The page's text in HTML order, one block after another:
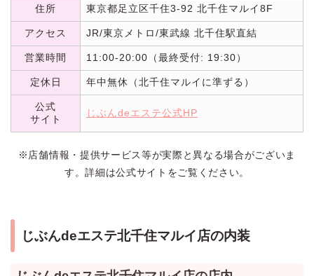
住所 東京都足立区千住3-92 北千住マルイ8F
アクセス JR/東京メトロ/東武線 北千住駅直結
営業時間 11:00-20:00（最終受付: 19:30）
定休日 年中無休（北千住マルイに準ずる）
公式
サイト
じぶんdeエステ公式HP
※店舗情報・提供サービス等が実際と異なる場合がございま
す。詳細は公式サイトをご覧ください。
じぶんdeエステ北千住マルイ店の内装